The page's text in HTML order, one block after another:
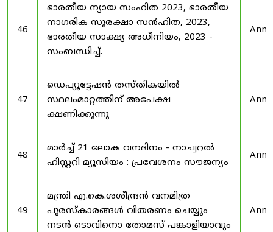
46
ഭാരതീയ ന്യായ സംഹിത 2023, ഭാരതീയ
നാഗരിക സുരക്ഷാ സൻഹിത, 2023,
ഭാരതീയ സാക്ഷ്യ അധീനിയം, 2023 -
സംബന്ധിച്ച്.
47
ഡെപ്യൂട്ടേഷൻ തസ്തികയിൽ
സ്ഥലംമാറ്റത്തിന് അപേക്ഷ
ക്ഷണിക്കുന്നു
48
മാർച്ച് 21 ലോക വനദിനം - നാച്വറൽ
ഹിസ്റ്ററി മ്യൂസിയം : പ്രവേശനം സൗജന്യം
49
മന്ത്രി എ.കെ.ശശീന്ദ്രൻ വനമിത്ര
പുരസ്‌കാരങ്ങൾ വിതരണം ചെയ്യും
നടൻ ടൊവിനൊ തോമസ് പങ്കാളിയാവും